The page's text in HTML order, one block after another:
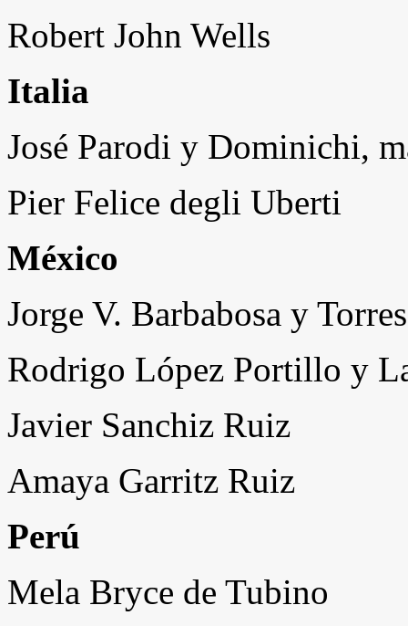
Robert John Wells
Italia
José Parodi y Dominichi,
Pier Felice degli Uberti
México
Jorge V. Barbabosa y Torres
Rodrigo López Portillo y
Javier Sanchiz Ruiz
Amaya Garritz Ruiz
Perú
Mela Bryce de Tubino